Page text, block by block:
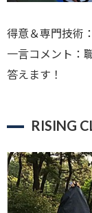
得意＆専門技術
一言コメント：
答えます！
RISING